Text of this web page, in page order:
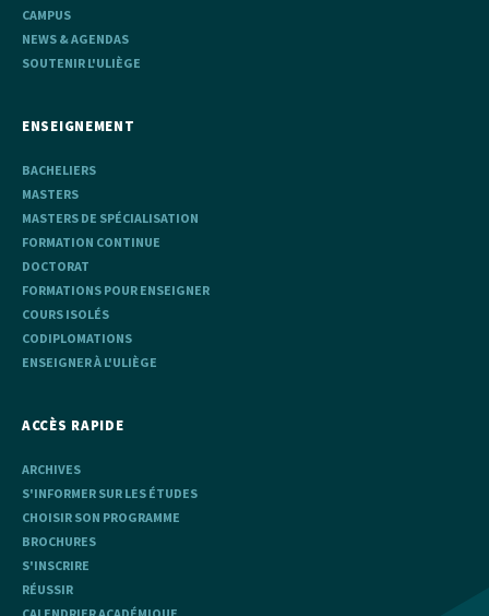
CAMPUS
NEWS & AGENDAS
SOUTENIR L'ULIÈGE
ENSEIGNEMENT
BACHELIERS
MASTERS
MASTERS DE SPÉCIALISATION
FORMATION CONTINUE
DOCTORAT
FORMATIONS POUR ENSEIGNER
COURS ISOLÉS
CODIPLOMATIONS
ENSEIGNER À L'ULIÈGE
ACCÈS RAPIDE
ARCHIVES
S'INFORMER SUR LES ÉTUDES
CHOISIR SON PROGRAMME
BROCHURES
S'INSCRIRE
RÉUSSIR